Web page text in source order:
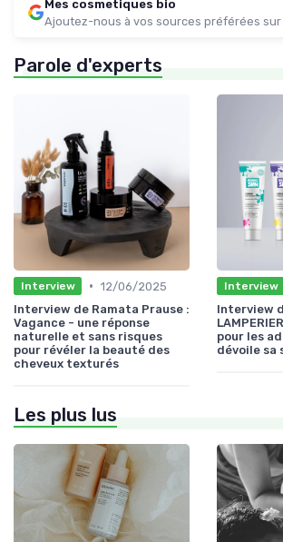
Mes cosmetiques bio
Ajoutez-nous à vos sources préférées sur
Parole d'experts
Interview • 12/06/2025
Interview de Ramata Prause :
Vagance - une réponse
naturelle et sans risques
pour révéler la beauté des
cheveux texturés
Interview
Interview
pour les
dévoile sa
Les plus lus